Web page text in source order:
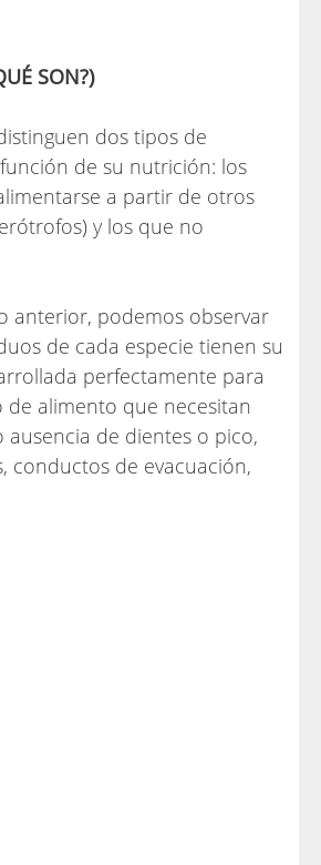
SON?)
dos tipos de
de su nutrición: los
a partir de otros
y los que no
anterior, podemos observar
de cada especie tienen su
perfectamente para
de alimento que necesitan
ausencia de dientes o pico,
conductos de evacuación,